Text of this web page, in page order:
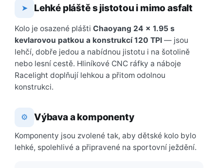
➤ Lehké pláště s jistotou i mimo asfalt
Kolo je osazené plášti Chaoyang 24 × 1.95 s
kevlarovou patkou a konstrukcí 120 TPI — jsou
lehčí, dobře jedou a nabídnou jistotu i na šotolině
nebo lesní cestě. Hliníkové CNC ráfky a náboje
Racelight doplňují lehkou a přitom odolnou
konstrukci.
⚙ Výbava a komponenty
Komponenty jsou zvolené tak, aby dětské kolo bylo
lehké, spolehlivé a připravené na sportovní ježdění.